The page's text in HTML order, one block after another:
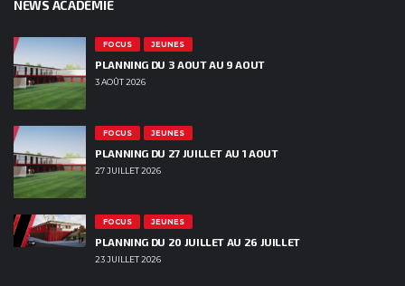
NEWS ACADÉMIE
FOCUS JEUNES
PLANNING DU 3 AOUT AU 9 AOUT
3 AOÛT 2026
FOCUS JEUNES
PLANNING DU 27 JUILLET AU 1 AOUT
27 JUILLET 2026
FOCUS JEUNES
PLANNING DU 20 JUILLET AU 26 JUILLET
23 JUILLET 2026